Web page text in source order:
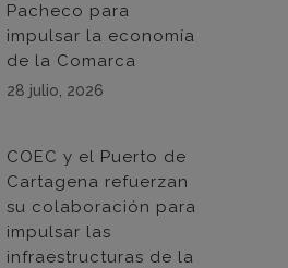
Pacheco para
impulsar la economía
de la Comarca
28 julio, 2026
COEC y el Puerto de
Cartagena refuerzan
su colaboración para
impulsar las
infraestructuras de la